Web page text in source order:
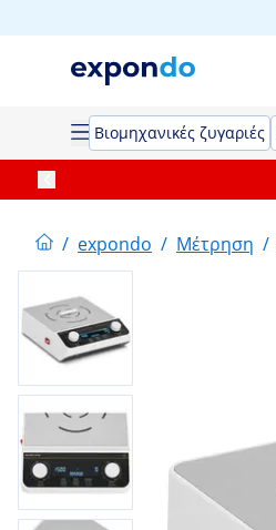
Βιομηχανικές ζυγαριές
/ expondo / Μέτρηση /